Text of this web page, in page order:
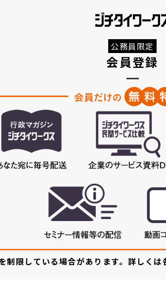
公務員限定
会員登録
制限している場合があります。詳しくは